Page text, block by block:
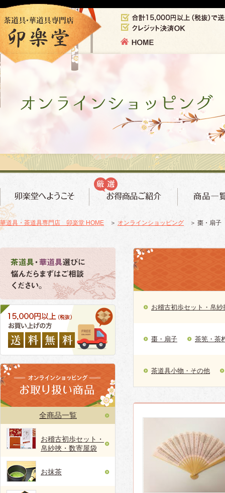
華道具・茶道具専門店 卯楽堂 HOME ＞ オンラインショッピング ＞ 棗・扇子
全商品一覧
お稽古初歩セット・
帛紗挾・数寄屋袋
お抹茶
お稽古初歩セット・帛
棗・扇子 茶筅・茶
茶道具小物・その他